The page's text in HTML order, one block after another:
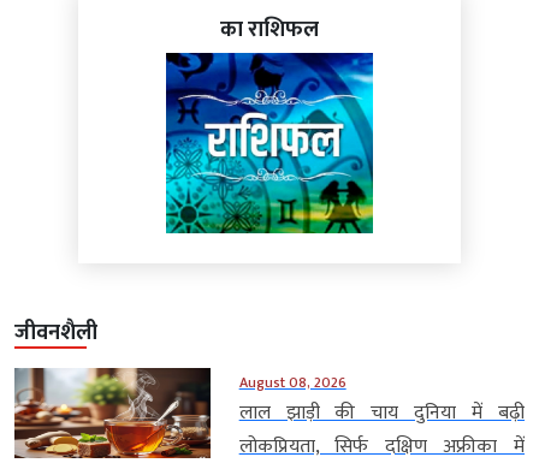
का राशिफल
जीवनशैली
August 08, 2026
लाल झाड़ी की चाय दुनिया में बढ़ी
लोकप्रियता, सिर्फ दक्षिण अफ्रीका में